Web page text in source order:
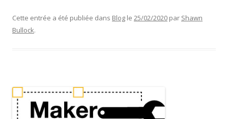
Cette entrée a été publiée dans Blog le 25/02/2020 par Shawn
Bullock.